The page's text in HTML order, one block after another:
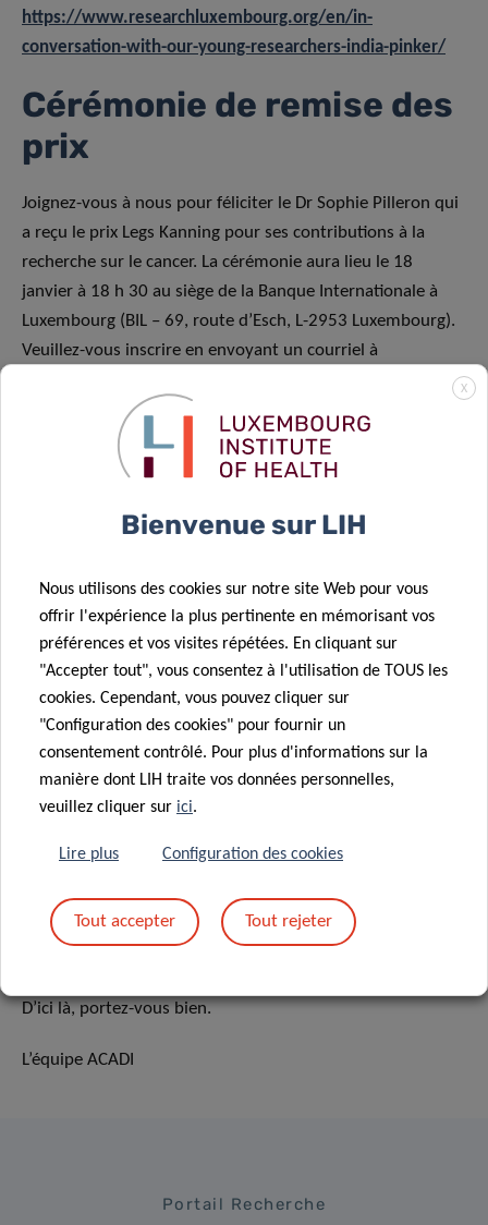
https://www.researchluxembourg.org/en/in-
conversation-with-our-young-researchers-india-pinker/
Cérémonie de remise des
prix
Joignez-vous à nous pour féliciter le Dr Sophie Pilleron qui
a reçu le prix Legs Kanning pour ses contributions à la
recherche sur le cancer. La cérémonie aura lieu le 18
janvier à 18 h 30 au siège de la Banque Internationale à
Luxembourg (BIL – 69, route d’Esch, L-2953 Luxembourg).
Veuillez-vous inscrire en envoyant un courriel à
assurer une place !
Événements à venir
Nous nous réjouissons d’accueillir le Dr Nicolò Battisti le 25
Internationale d’Oncologie Gériatrique (SIOG) et oncologue
médical consultant auRoyal Marsden NHS Foundation
Trustà Londres, au Royaume-Uni. Il donnera une
conférence hybride intitulée «Geriatric oncology : Moving
the needle towards an evidence-based precision approach
for older adults with cancer
» (Oncologie gériatrique : vers
une approche de précision fondée sur des preuves pour les
personnes âgées atteintes d’un cancer). Pour en savoir
plus :https://www.lih.lu/en/event/geriatric-oncology-
moving-the-needle-towards-an-evidence-based-
L’équipe de l’ACADI vous souhaite à tous d’excellentes fêtes
D’ici là, portez-vous bien.
L’équipe ACADI
Portail Recherche
X
Bienvenue sur LIH
Nous utilisons des cookies sur notre site Web pour vous
offrir l'expérience la plus pertinente en mémorisant vos
préférences et vos visites répétées. En cliquant sur
"Accepter tout", vous consentez à l'utilisation de TOUS les
cookies. Cependant, vous pouvez cliquer sur
"Configuration des cookies" pour fournir un
consentement contrôlé. Pour plus d'informations sur la
manière dont LIH traite vos données personnelles,
veuillez cliquer sur ici.
Lire plus Configuration des cookies
Tout accepter Tout rejeter